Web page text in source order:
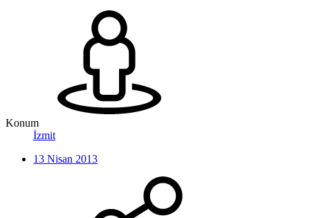
Konum
İzmit
13 Nisan 2013